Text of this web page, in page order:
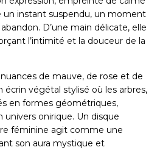
un instant suspendu, un moment
D’une main délicate, elle
l’intimité et la douceur de la
nuances de mauve, de rose et de
végétal stylisé où les arbres,
en formes géométriques,
onirique. Un disque
féminine agit comme une
son aura mystique et